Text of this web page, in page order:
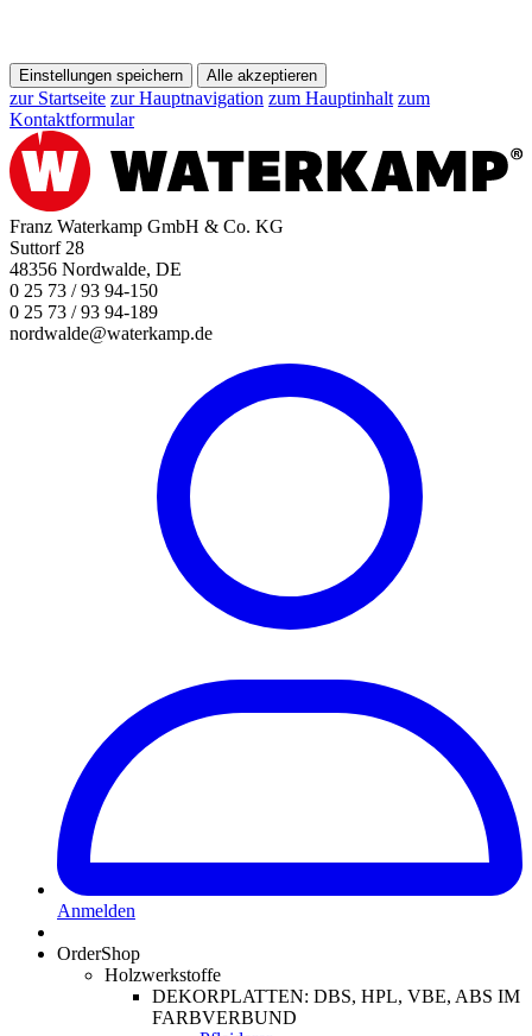
Einstellungen speichern Alle akzeptieren
zur Startseite zur Hauptnavigation zum Hauptinhalt zum
Kontaktformular
Franz Waterkamp GmbH & Co. KG
Suttorf 28
48356 Nordwalde, DE
0 25 73 / 93 94-150
0 25 73 / 93 94-189
nordwalde@waterkamp.de
Anmelden
OrderShop
Holzwerkstoffe
DEKORPLATTEN: DBS, HPL, VBE, ABS IM
FARBVERBUND